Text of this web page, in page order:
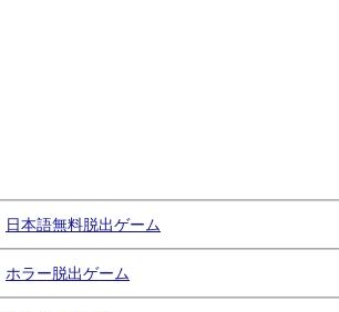
日本語無料脱出ゲーム
ホラー脱出ゲーム